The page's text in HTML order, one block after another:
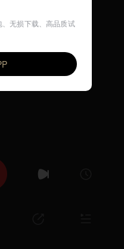
无损下载、高品质试